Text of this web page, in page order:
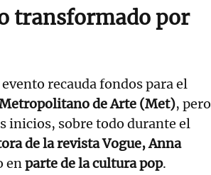
transformado por
evento recauda fondos para el
de Arte (Met), pero
inicios, sobre todo durante el
de la revista Vogue, Anna
enparte de la cultura pop.